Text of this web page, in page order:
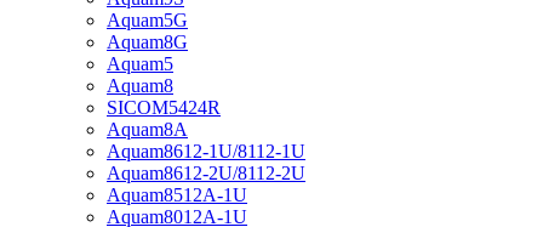
Aquam5G
Aquam8G
Aquam5
Aquam8
SICOM5424R
Aquam8A
Aquam8612-1U/8112-1U
Aquam8612-2U/8112-2U
Aquam8512A-1U
Aquam8012A-1U